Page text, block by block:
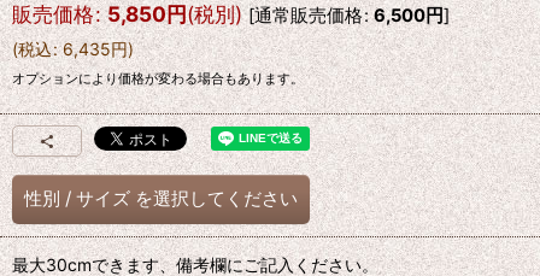
販売価格: 5,850円(税別) [通常販売価格: 6,500円]
(税込: 6,435円)
オプションにより価格が変わる場合もあります。
性別 / サイズ を選択してください
最大30cmできます、備考欄にご記入ください。